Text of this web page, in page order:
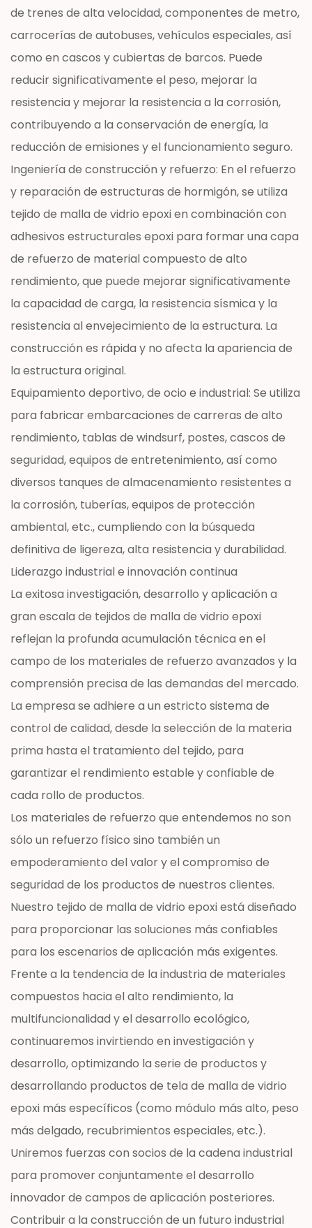
de trenes de alta velocidad, componentes de metro,
carrocerías de autobuses, vehículos especiales, así
como en cascos y cubiertas de barcos. Puede
reducir significativamente el peso, mejorar la
resistencia y mejorar la resistencia a la corrosión,
contribuyendo a la conservación de energía, la
reducción de emisiones y el funcionamiento seguro.
Ingeniería de construcción y refuerzo: En el refuerzo
y reparación de estructuras de hormigón, se utiliza
tejido de malla de vidrio epoxi en combinación con
adhesivos estructurales epoxi para formar una capa
de refuerzo de material compuesto de alto
rendimiento, que puede mejorar significativamente
la capacidad de carga, la resistencia sísmica y la
resistencia al envejecimiento de la estructura. La
construcción es rápida y no afecta la apariencia de
la estructura original.
Equipamiento deportivo, de ocio e industrial: Se utiliza
para fabricar embarcaciones de carreras de alto
rendimiento, tablas de windsurf, postes, cascos de
seguridad, equipos de entretenimiento, así como
diversos tanques de almacenamiento resistentes a
la corrosión, tuberías, equipos de protección
ambiental, etc., cumpliendo con la búsqueda
definitiva de ligereza, alta resistencia y durabilidad.
Liderazgo industrial e innovación continua
La exitosa investigación, desarrollo y aplicación a
gran escala de tejidos de malla de vidrio epoxi
reflejan la profunda acumulación técnica en el
campo de los materiales de refuerzo avanzados y la
comprensión precisa de las demandas del mercado.
La empresa se adhiere a un estricto sistema de
control de calidad, desde la selección de la materia
prima hasta el tratamiento del tejido, para
garantizar el rendimiento estable y confiable de
cada rollo de productos.
Los materiales de refuerzo que entendemos no son
sólo un refuerzo físico sino también un
empoderamiento del valor y el compromiso de
seguridad de los productos de nuestros clientes.
Nuestro tejido de malla de vidrio epoxi está diseñado
para proporcionar las soluciones más confiables
para los escenarios de aplicación más exigentes.
Frente a la tendencia de la industria de materiales
compuestos hacia el alto rendimiento, la
multifuncionalidad y el desarrollo ecológico,
continuaremos invirtiendo en investigación y
desarrollo, optimizando la serie de productos y
desarrollando productos de tela de malla de vidrio
epoxi más específicos (como módulo más alto, peso
más delgado, recubrimientos especiales, etc.).
Uniremos fuerzas con socios de la cadena industrial
para promover conjuntamente el desarrollo
innovador de campos de aplicación posteriores.
Contribuir a la construcción de un futuro industrial